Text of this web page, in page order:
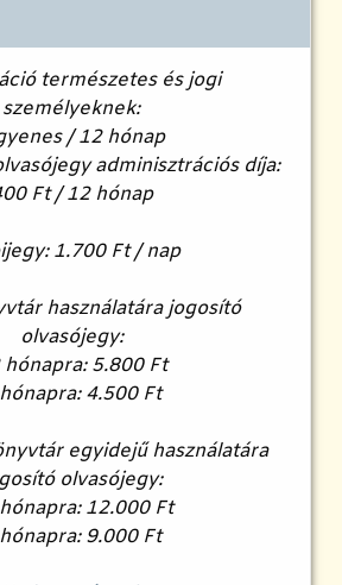
természetes és jogi
személyeknek:
/ 12 hónap
adminisztrációs díja:
Ft / 12 hónap
1.700 Ft / nap
használatára jogosító
olvasójegy:
hónapra: 5.800 Ft
4.500 Ft
egyidejű használatára
olvasójegy:
12.000 Ft
9.000 Ft